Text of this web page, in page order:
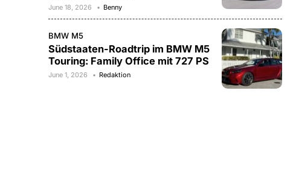
June 18, 2026 Benny
BMW M5
Südstaaten-Roadtrip im BMW M5
Touring: Family Office mit 727 PS
June 1, 2026 Redaktion